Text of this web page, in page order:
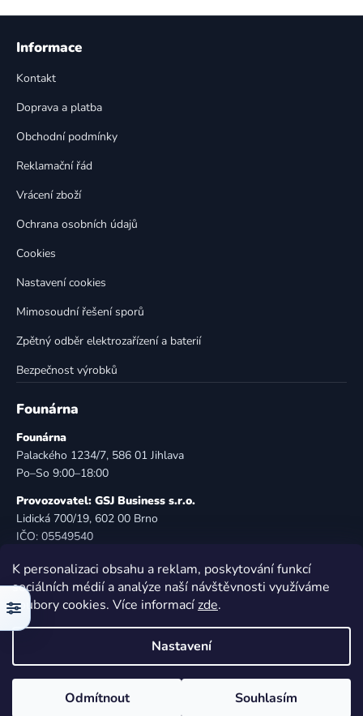
K personalizaci obsahu a reklam, poskytování funkcí
sociálních médií a analýze naší návštěvnosti využíváme
soubory cookies. Více informacízde.
Nastavení
Odmítnout Souhlasím
l
Z
Informace
Kontakt
Doprava a platba
Obchodní podmínky
Reklamační řád
Vrácení zboží
Ochrana osobních údajů
Cookies
Nastavení cookies
Mimosoudní řešení sporů
Zpětný odběr elektrozařízení a baterií
Bezpečnost výrobků
Founárna
Founárna
Palackého 1234/7, 586 01 Jihlava
Po–So 9:00–18:00
Provozovatel: GSJ Business s.r.o.
Lidická 700/19, 602 00 Brno
IČO: 05549540
E-mail:info@founarna.cz
Telefon: 721 485 258
© Founárna. Všechna práva vyhrazena.
Vytvořil Shoptet
Copyright 2026Founárna
. Všechna práva vyhrazena.
Filtr